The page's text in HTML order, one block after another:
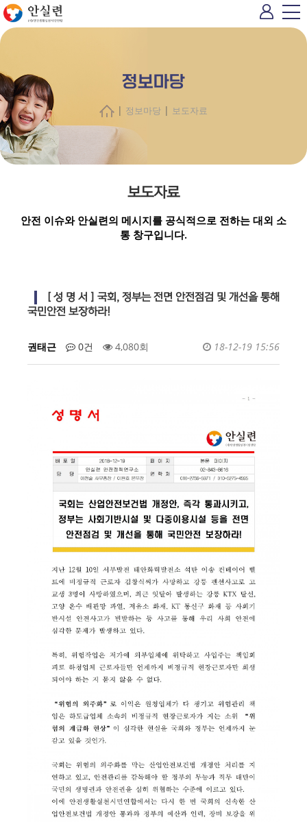
정보마당
| 정보마당 | 보도자료
보도자료
안전 이슈와 안실련의 메시지를 공식적으로 전하는 대외 소
통 창구입니다.
[ 성 명 서 ] 국회, 정부는 전면 안전점검 및 개선을 통해
국민안전 보장하라!
권태근 0건 4,080회 18-12-19 15:56